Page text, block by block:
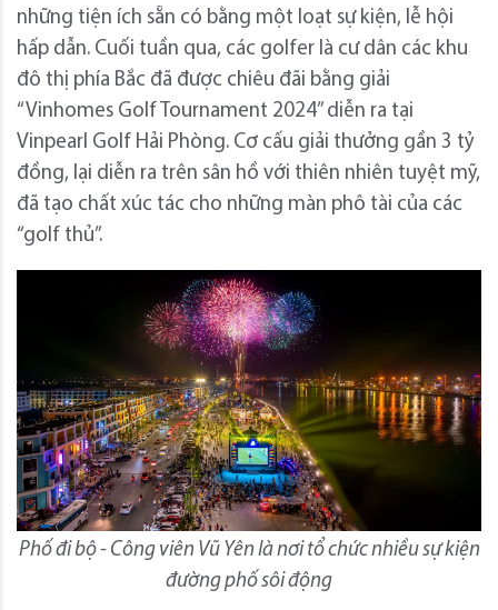
những tiện ích sẵn có bằng một loạt sự kiện, lễ hội
hấp dẫn. Cuối tuần qua, các golfer là cư dân các khu
đô thị phía Bắc đã được chiêu đãi bằng giải
“Vinhomes Golf Tournament 2024” diễn ra tại
Vinpearl Golf Hải Phòng. Cơ cấu giải thưởng gần 3 tỷ
đồng, lại diễn ra trên sân hồ với thiên nhiên tuyệt mỹ,
đã tạo chất xúc tác cho những màn phô tài của các
“golf thủ”.
Phố đi bộ - Công viên Vũ Yên là nơi tổ chức nhiều sự kiện
đường phố sôi động